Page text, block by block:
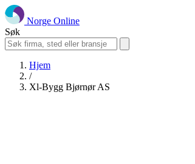
Norge Online
Søk
Hjem
/
Xl-Bygg Bjørnør AS